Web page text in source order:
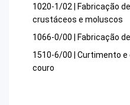
1020-1/02 | Fabricação
crustáceos e moluscos
1066-0/00 | Fabricação
1510-6/00 | Curtimento
couro